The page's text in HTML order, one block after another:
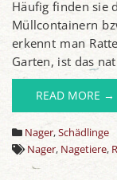
Häufig finden sie
Müllcontainern
erkennt man
Garten, ist das
READ MORE →
Nager,Schädlinge
Nager, Nagetiere,